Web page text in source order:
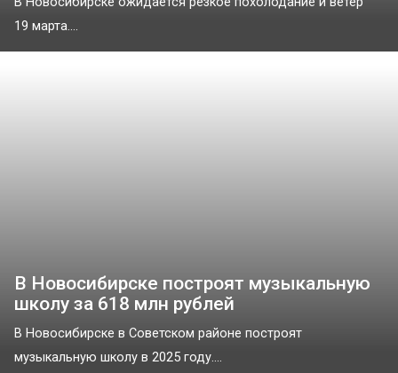
19 марта....
В Новосибирске построят музыкальную
школу за 618 млн рублей
В Новосибирске в Советском районе построят
музыкальную школу в 2025 году....